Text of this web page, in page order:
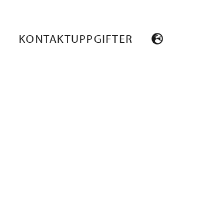
KONTAKTUPPGIFTER